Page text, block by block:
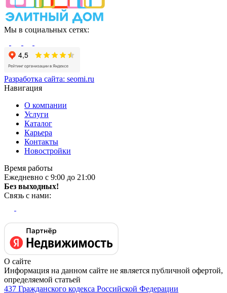
Мы в социальных сетях:
Разработка сайта: seomi.ru
Навигация
О компании
Услуги
Каталог
Карьера
Контакты
Новостройки
Время работы
Ежедневно с 9:00 до 21:00
Без выходных!
Связь с нами:
О сайте
Информация на данном сайте не является публичной офертой,
определяемой статьей
437 Гражданского кодекса Российской Федерации